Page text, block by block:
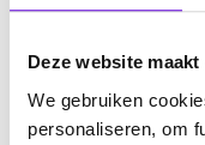
Deze website
We gebruiken
personaliseren, om
Looptijd onderzoek
Uiterste aanmeld